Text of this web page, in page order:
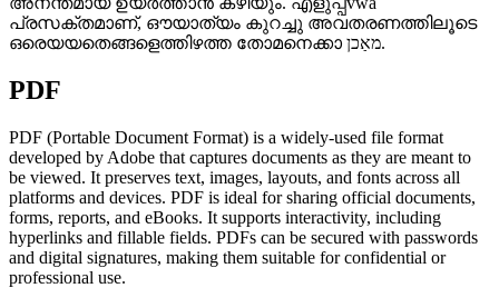
പ്രസക്തമാണ്, ഔയാത്യം കുറച്ചു അവതരണത്തിലൂടെ
ഒരെയയതെങ്ങളെത്തിഴത്ത തോമനെക്കാ‍ מאַכן.
PDF
PDF (Portable Document Format) is a widely-used file format
developed by Adobe that captures documents as they are meant to
be viewed. It preserves text, images, layouts, and fonts across all
platforms and devices. PDF is ideal for sharing official documents,
forms, reports, and eBooks. It supports interactivity, including
hyperlinks and fillable fields. PDFs can be secured with passwords
and digital signatures, making them suitable for confidential or
professional use.